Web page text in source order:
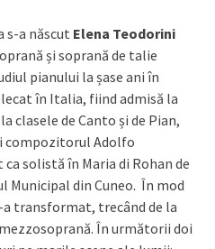
s-a născut Elena Teodorini
și soprană de talie
pianului la șase ani în
în Italia, fiind admisă la
clasele de Canto și de Pian,
compozitorul Adolfo
solistă în Maria di Rohan de
Municipal din Cuneo. În mod
transformat, trecând de la
În următorii doi